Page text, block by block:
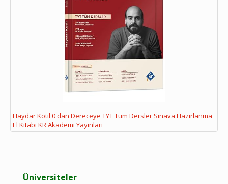
Haydar Kotil 0'dan Dereceye TYT Tüm Dersler Sınava Hazırlanma
El Kitabı KR Akademi Yayınları
Üniversiteler